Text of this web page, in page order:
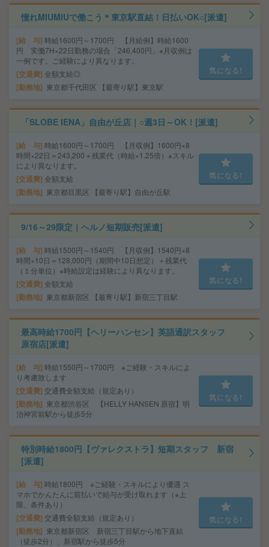
憧れMIUMIUで働こう＊東京駅直結！日払いOK○[派遣]
給 与 時給1600円～1700円 【月給例】時給1600
円 実働7H×22日勤務の場合「246,400円」※月収例は
一例です。ご経験により異なります。
交通費 全額支給◎
勤務地 東京都千代田区 【最寄り駅】東京駅
気になる!
「SLOBE IENA」自由が丘店｜○週3日～OK！[派遣]
給 与 時給1600円～1700円 【月収例】1600円×8
時間×22日＝243,200＋残業代（時給×1.25倍）※スキル
により異なります。
交通費 全額支給
勤務地 東京都目黒区 【最寄り駅】自由が丘駅
気になる!
9/16～29限定｜ヘルノ短期販売[派遣]
給 与 時給1500円～1540円 【月収例】1540円×8
時間×10日＝128,000円（期間中10日想定）＋残業代
（１分単位）※時給設定は経験により異なります。
交通費 全額支給
勤務地 東京都新宿区 【最寄り駅】新宿三丁目駅
気になる!
最高時給1700円【ヘリーハンセン】英語通訳スタッフ
原宿店[派遣]
給 与 時給1550円～1700円 ※ご経験・スキルによ
り考慮致します
交通費 交通費全額支給（規定あり）
勤務地
東京都渋谷区 【HELLY HANSEN 原宿】明
治神宮前駅から徒歩5分
気になる!
特別時給1800円【ヴァレクストラ】短期スタッフ 新宿
[派遣]
給 与 時給1800円 ※ご経験・スキルにより優遇 ス
マホでかんたんに前払いで給与が受け取れます（※上
限、条件あり）
交通費 交通費全額支給（規定あり）
勤務地
東京都新宿区 新宿三丁目駅から地下直結
（徒歩2分）、新宿駅から徒歩5分
気になる!